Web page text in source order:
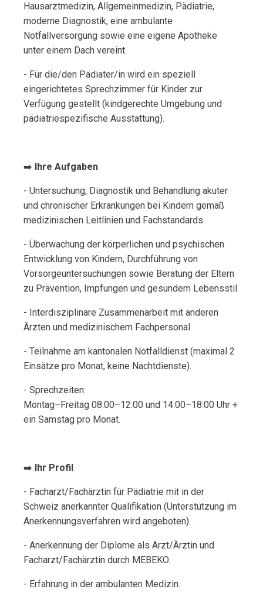
Hausarztmedizin, Allgemeinmedizin, Pädiatrie,
moderne Diagnostik, eine ambulante
Notfallversorgung sowie eine eigene Apotheke
unter einem Dach vereint.
- Für die/den Pädiater/in wird ein speziell
eingerichtetes Sprechzimmer für Kinder zur
Verfügung gestellt (kindgerechte Umgebung und
pädiatriespezifische Ausstattung).
➡️ Ihre Aufgaben
- Untersuchung, Diagnostik und Behandlung akuter
und chronischer Erkrankungen bei Kindern gemäß
medizinischen Leitlinien und Fachstandards.
- Überwachung der körperlichen und psychischen
Entwicklung von Kindern, Durchführung von
Vorsorgeuntersuchungen sowie Beratung der Eltern
zu Prävention, Impfungen und gesundem Lebensstil.
- Interdisziplinäre Zusammenarbeit mit anderen
Ärzten und medizinischem Fachpersonal.
- Teilnahme am kantonalen Notfalldienst (maximal 2
Einsätze pro Monat, keine Nachtdienste).
- Sprechzeiten:
Montag–Freitag 08:00–12:00 und 14:00–18:00 Uhr +
ein Samstag pro Monat.
➡️ Ihr Profil
- Facharzt/Fachärztin für Pädiatrie mit in der
Schweiz anerkannter Qualifikation (Unterstützung im
Anerkennungsverfahren wird angeboten).
- Anerkennung der Diplome als Arzt/Ärztin und
Facharzt/Fachärztin durch MEBEKO.
- Erfahrung in der ambulanten Medizin.